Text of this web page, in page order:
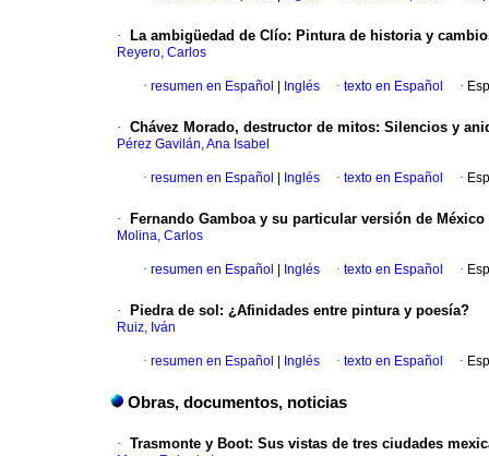
· La ambigüedad de Clío: Pintura de historia y
Reyero, Carlos
· resumen en Español Inglés · texto en Español ·
· Chávez Morado, destructor de mitos: Silencios y
Pérez Gavilán, Ana Isabel
· resumen en Español Inglés · texto en Español ·
· Fernando Gamboa y su particular versión de México
Molina, Carlos
· resumen en Español Inglés · texto en Español ·
· Piedra de sol : ¿Afinidades entre pintura y poesía?
Ruiz, Iván
· resumen en Español Inglés · texto en Español ·
Obras, documentos, noticias
· Trasmonte y Boot: Sus vistas de tres ciudades